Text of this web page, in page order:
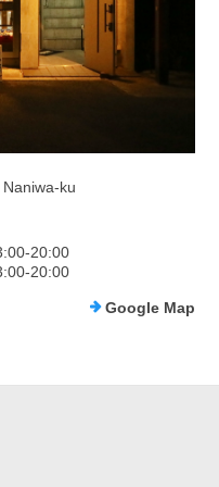
ku
20:00
20:00
Google Map